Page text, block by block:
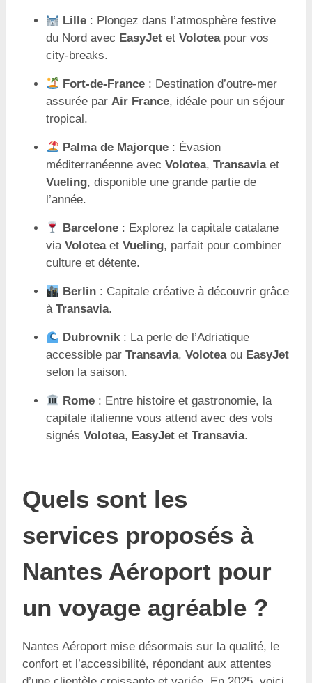
Lille : Plongez dans l’atmosphère festive
du Nord avec EasyJet et Voloteapour vos
city-breaks.
Fort-de-France : Destination d’outre-mer
assurée par Air France, idéale pour un séjour
tropical.
Palma de Majorque : Évasion
méditerranéenne avec Volotea, Transaviaet
Vueling, disponible une grande partie de
l’année.
Barcelone : Explorez la capitale catalane
via Voloteaet Vueling, parfait pour combiner
culture et détente.
Berlin : Capitale créative à découvrir grâce
à Transavia.
Dubrovnik: La perle de l’Adriatique
accessible par Transavia, Voloteaou EasyJet
selon la saison.
Rome : Entre histoire et gastronomie, la
capitale italienne vous attend avec des vols
signés Volotea, EasyJet et Transavia.
Quels sont les
services proposés à
Nantes Aéroport pour
un voyage agréable ?
Nantes Aéroport mise désormais sur la qualité, le
confort et l’accessibilité, répondant aux attentes